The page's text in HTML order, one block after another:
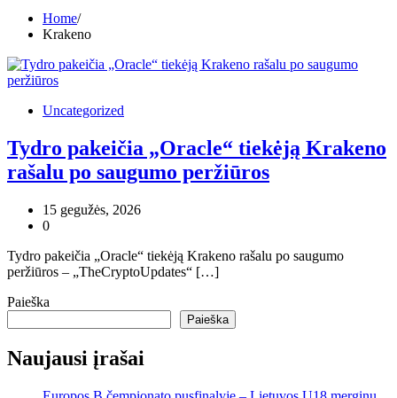
Home
Krakeno
Uncategorized
Tydro pakeičia „Oracle“ tiekėją Krakeno
rašalu po saugumo peržiūros
15 gegužės, 2026
0
Tydro pakeičia „Oracle“ tiekėją Krakeno rašalu po saugumo
peržiūros – „TheCryptoUpdates“ […]
Paieška
Paieška
Naujausi įrašai